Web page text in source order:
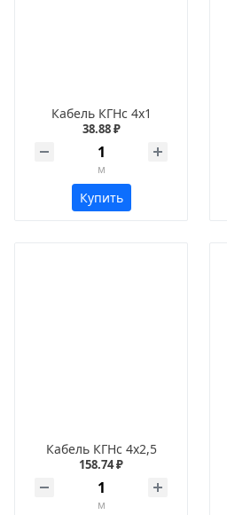
Кабель КГНс 4х1
38.88 ₽
м
Купить
Кабель КГНс 4х2,5
158.74 ₽
м